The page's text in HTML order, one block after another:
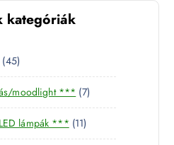
kategóriák
454
5
t
e
r
m
moodlight *** 77
t
r
lámpák *** 111
1